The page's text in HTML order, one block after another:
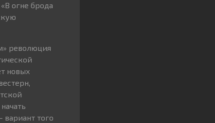
огне брода
революция
новых
того